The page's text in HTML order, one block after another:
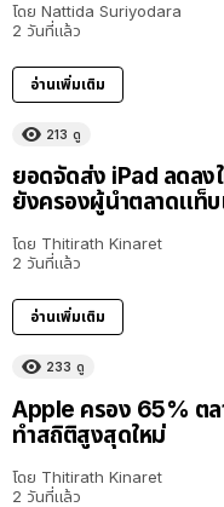
โดย Nattida Suriyodara
2 วันที่แล้ว
อ่านเพิ่มเติม
213 ดู
ยอดจัดส่ง iPad ลดลง
ยังครองผู้นำตลาดแท็บ
โดย Thitirath Kinaret
2 วันที่แล้ว
อ่านเพิ่มเติม
233 ดู
Apple ครอง 65% ตล
ทำสถิติสูงสุดใหม่
โดย Thitirath Kinaret
2 วันที่แล้ว